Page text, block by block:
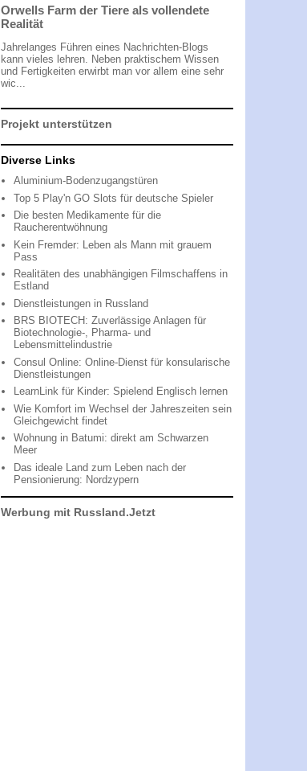
Orwells Farm der Tiere als vollendete
Realität
Jahrelanges Führen eines Nachrichten-Blogs
kann vieles lehren. Neben praktischem Wissen
und Fertigkeiten erwirbt man vor allem eine sehr
wic...
Projekt unterstützen
Diverse Links
Aluminium-Bodenzugangstüren
Top 5 Play'n GO Slots für deutsche Spieler
Die besten Medikamente für die
Raucherentwöhnung
Kein Fremder: Leben als Mann mit grauem
Pass
Realitäten des unabhängigen Filmschaffens in
Estland
Dienstleistungen in Russland
BRS BIOTECH: Zuverlässige Anlagen für
Biotechnologie-, Pharma- und
Lebensmittelindustrie
Consul Online: Online-Dienst für konsularische
Dienstleistungen
LearnLink für Kinder: Spielend Englisch lernen
Wie Komfort im Wechsel der Jahreszeiten sein
Gleichgewicht findet
Wohnung in Batumi: direkt am Schwarzen
Meer
Das ideale Land zum Leben nach der
Pensionierung: Nordzypern
Werbung mit Russland.Jetzt